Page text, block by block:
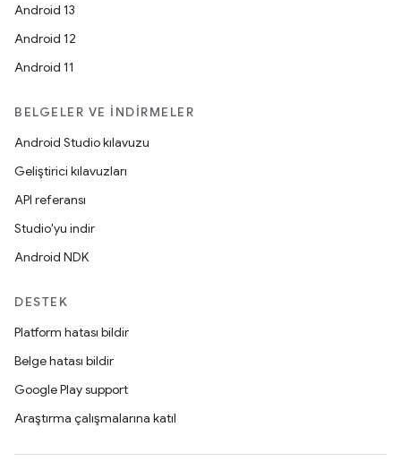
Android 13
Android 12
Android 11
BELGELER VE İNDIRMELER
Android Studio kılavuzu
Geliştirici kılavuzları
API referansı
Studio'yu indir
Android NDK
DESTEK
Platform hatası bildir
Belge hatası bildir
Google Play support
Araştırma çalışmalarına katıl